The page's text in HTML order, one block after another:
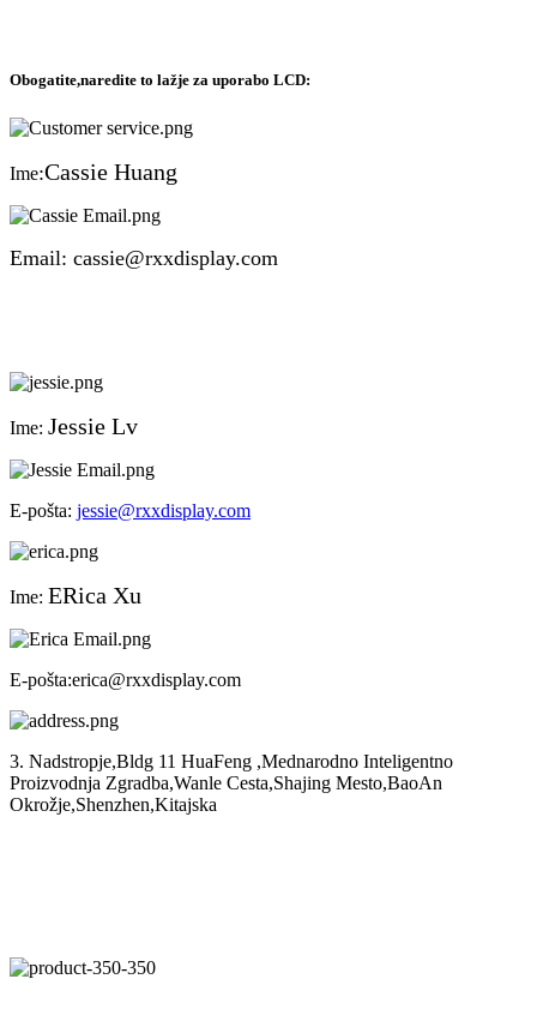
Obogatite,naredite to lažje za uporabo LCD:
Ime:Cassie Huang
Email: cassie@rxxdisplay.com
Ime: Jessie Lv
E-pošta: jessie@rxxdisplay.com
Ime: ERica Xu
E-pošta:erica@rxxdisplay.com
3. Nadstropje,Bldg 11 HuaFeng ,Mednarodno Inteligentno
Proizvodnja Zgradba,Wanle Cesta,Shajing Mesto,BaoAn
Okrožje,Shenzhen,Kitajska